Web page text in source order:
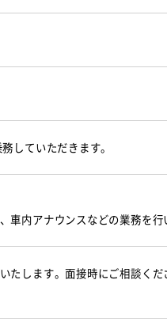
していただきます。
車内アナウンスなどの業務を行
します。面接時にご相談くだ